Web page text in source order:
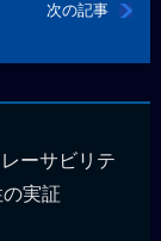
次の記事
ーサビリテ
実証